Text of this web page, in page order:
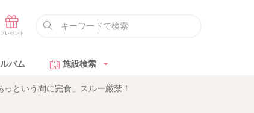
バム 施設検索
という間に完食」スルー厳禁！